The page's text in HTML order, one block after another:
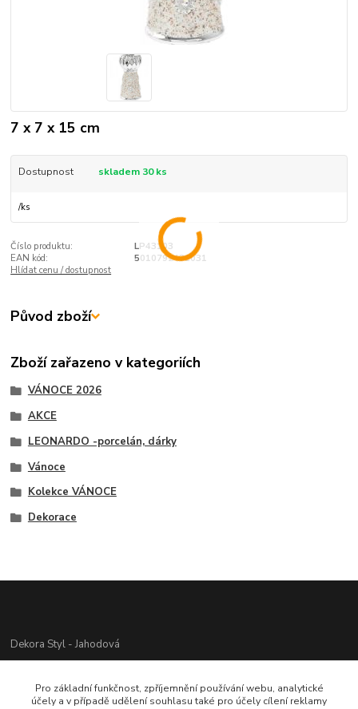
7 x 7 x 15 cm
Dostupnost skladem 30 ks
/ks
Číslo produktu:
LP43103
EAN kód:
5010792431031
Hlídat cenu / dostupnost
Původ zboží
Zboží zařazeno v kategoriích
VÁNOCE 2026
AKCE
LEONARDO -porcelán, dárky
Vánoce
Kolekce VÁNOCE
Dekorace
Dekora Styl - Jahodová
721312944
Pro základní funkčnost, zpříjemnění používání webu, analytické
účely a v případě udělení souhlasu také pro účely cílení reklamy